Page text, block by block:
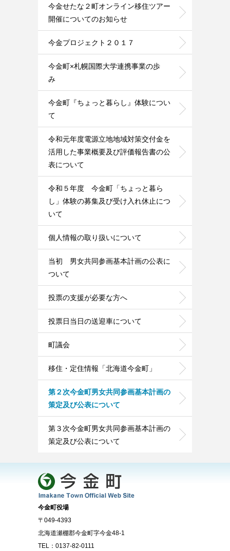
今金せたな２町オンライン移住ツアー
開催についてのお知らせ
今金プロジェクト２０１７
今金町×札幌国際大学連携事業の歩
み
今金町『ちょっと暮らし』体験につい
て
令和元年度電源立地地域対策交付金を
活用した事業概要及び評価報告書の公
表について
令和５年度 今金町「ちょっと暮ら
し」体験の募集及び受け入れ休止につ
いて
個人情報の取り扱いについて
当初 男女共同参画基本計画の公表に
ついて
投票の支援が必要な方へ
投票日当日の送迎車について
町議会
移住・定住情報「北海道今金町」
第２次今金町男女共同参画基本計画の
策定及び公表について
第３次今金町男女共同参画基本計画の
策定及び公表について
今金町役場
〒049-4393
北海道瀬棚郡今金町字今金48-1
TEL：0137-82-0111